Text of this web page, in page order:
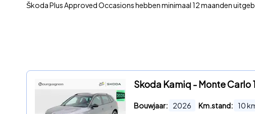
Škoda Plus Approved Occasions hebben minimaal 12 maanden
Skoda Kamiq - Monte Carlo
Bouwjaar: 2026 Km.stand: 10